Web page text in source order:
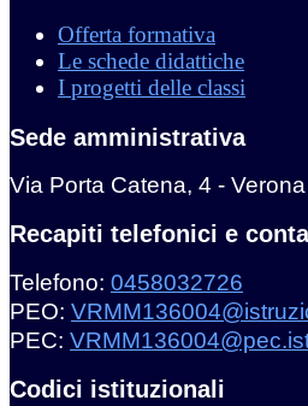
Offerta formativa
Le schede didattiche
I progetti delle classi
Sede amministrativa
Via Porta Catena, 4 - Verona
Recapiti telefonici e
Telefono: 0458032726
PEO:
PEC:
Codici istituzionali